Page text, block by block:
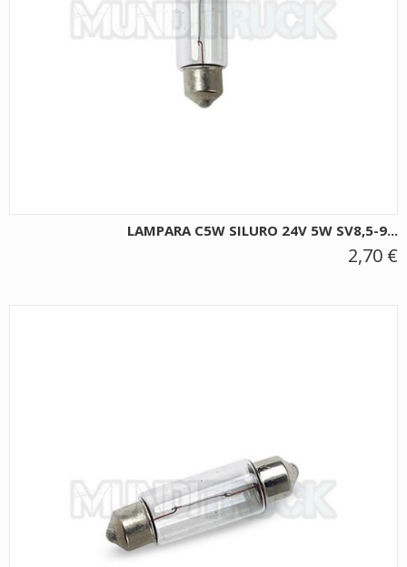
LAMPARA C5W SILURO 24V 5W SV8,5-9...
2,70 €